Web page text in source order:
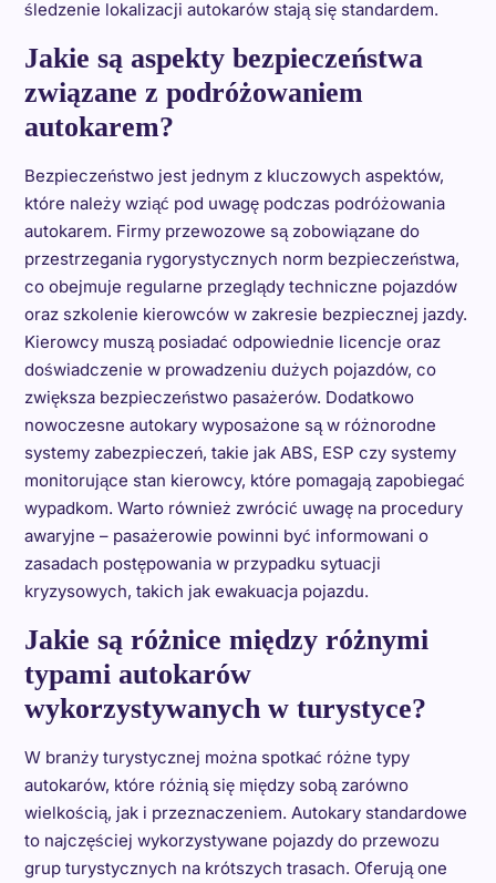
śledzenie lokalizacji autokarów stają się standardem.
Jakie są aspekty bezpieczeństwa
związane z podróżowaniem
autokarem?
Bezpieczeństwo jest jednym z kluczowych aspektów,
które należy wziąć pod uwagę podczas podróżowania
autokarem. Firmy przewozowe są zobowiązane do
przestrzegania rygorystycznych norm bezpieczeństwa,
co obejmuje regularne przeglądy techniczne pojazdów
oraz szkolenie kierowców w zakresie bezpiecznej jazdy.
Kierowcy muszą posiadać odpowiednie licencje oraz
doświadczenie w prowadzeniu dużych pojazdów, co
zwiększa bezpieczeństwo pasażerów. Dodatkowo
nowoczesne autokary wyposażone są w różnorodne
systemy zabezpieczeń, takie jak ABS, ESP czy systemy
monitorujące stan kierowcy, które pomagają zapobiegać
wypadkom. Warto również zwrócić uwagę na procedury
awaryjne – pasażerowie powinni być informowani o
zasadach postępowania w przypadku sytuacji
kryzysowych, takich jak ewakuacja pojazdu.
Jakie są różnice między różnymi
typami autokarów
wykorzystywanych w turystyce?
W branży turystycznej można spotkać różne typy
autokarów, które różnią się między sobą zarówno
wielkością, jak i przeznaczeniem. Autokary standardowe
to najczęściej wykorzystywane pojazdy do przewozu
grup turystycznych na krótszych trasach. Oferują one